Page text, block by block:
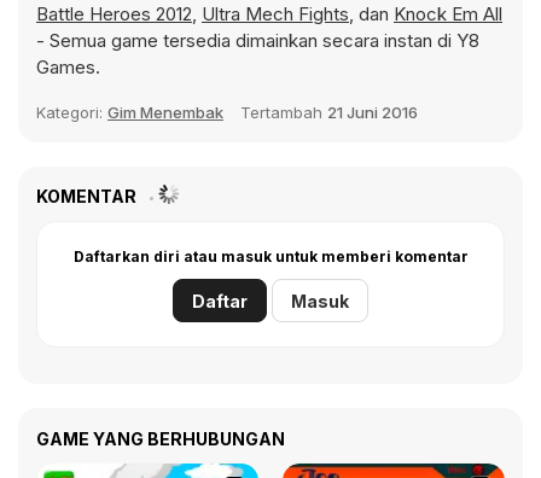
Battle Heroes 2012, Ultra Mech Fights, dan Knock Em All
- Semua game tersedia dimainkan secara instan di Y8
Games.
Kategori: Gim Menembak Tertambah 21 Juni 2016
KOMENTAR
Daftarkan diri atau masuk untuk memberi komentar
Daftar Masuk
GAME YANG BERHUBUNGAN